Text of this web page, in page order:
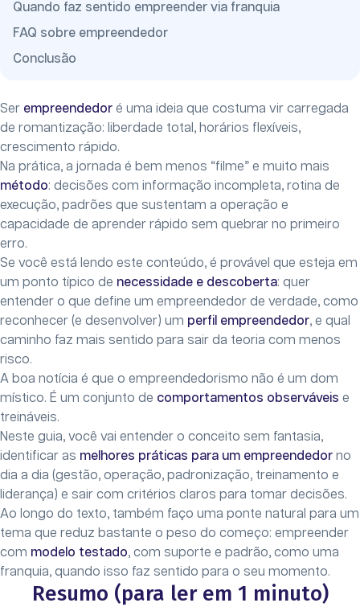
Quando faz sentido empreender via franquia
FAQ sobre empreendedor
Conclusão
Ser empreendedor é uma ideia que costuma vir carregada
de romantização: liberdade total, horários flexíveis,
crescimento rápido.
Na prática, a jornada é bem menos “filme” e muito mais
método: decisões com informação incompleta, rotina de
execução, padrões que sustentam a operação e
capacidade de aprender rápido sem quebrar no primeiro
erro.
Se você está lendo este conteúdo, é provável que esteja em
um ponto típico de necessidade e descoberta: quer
entender o que define um empreendedor de verdade, como
reconhecer (e desenvolver) um perfil empreendedor, e qual
caminho faz mais sentido para sair da teoria com menos
risco.
A boa notícia é que o empreendedorismo não é um dom
místico. É um conjunto de comportamentos observáveis e
treináveis.
Neste guia, você vai entender o conceito sem fantasia,
identificar as melhores práticas para um empreendedor no
dia a dia (gestão, operação, padronização, treinamento e
liderança) e sair com critérios claros para tomar decisões.
Ao longo do texto, também faço uma ponte natural para um
tema que reduz bastante o peso do começo: empreender
com modelo testado, com suporte e padrão, como uma
franquia, quando isso faz sentido para o seu momento.
Resumo (para ler em 1 minuto)